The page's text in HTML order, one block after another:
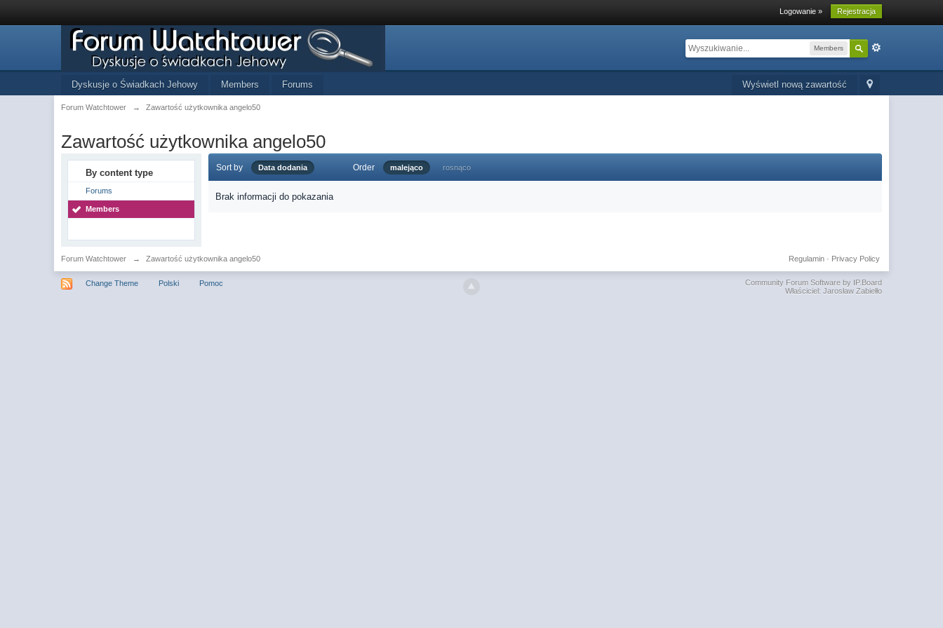
Logowanie » Rejestracja
Members
Wyświetl nową zawartość
Dyskusje o Świadkach Jehowy Members Forums
Forum Watchtower → Zawartość użytkownika angelo50
Zawartość użytkownika angelo50
By content type
Forums
Members
Sort by Data dodania Order malejąco rosnąco
Brak informacji do pokazania
Forum Watchtower → Zawartość użytkownika angelo50 Privacy Policy
Regulamin·
Change Theme Polski Pomoc
Community Forum Software by IP.Board
Właściciel: Jarosław Zabiełło